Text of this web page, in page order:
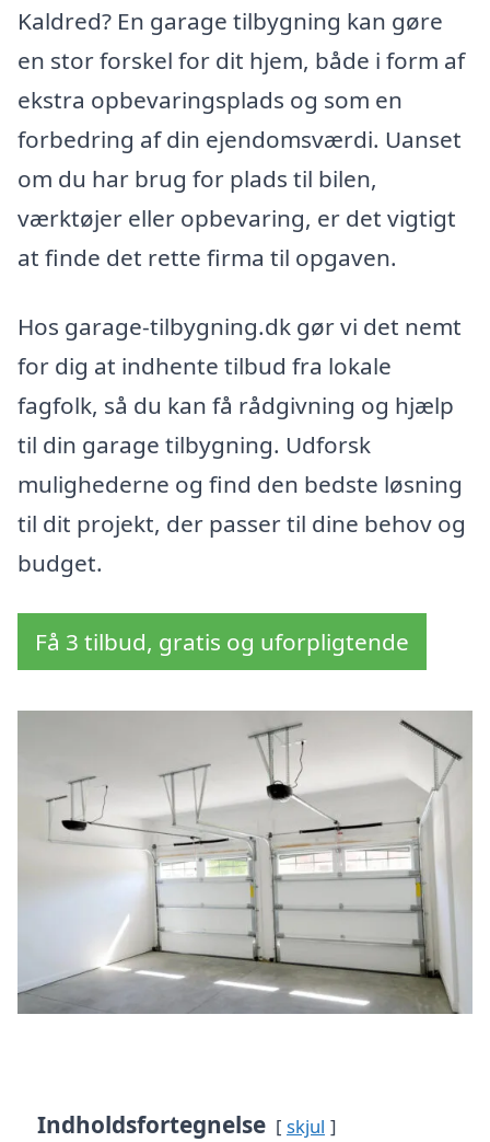
Kaldred? En garage tilbygning kan gøre
en stor forskel for dit hjem, både i form af
ekstra opbevaringsplads og som en
forbedring af din ejendomsværdi. Uanset
om du har brug for plads til bilen,
værktøjer eller opbevaring, er det vigtigt
at finde det rette firma til opgaven.
Hos garage-tilbygning.dk gør vi det nemt
for dig at indhente tilbud fra lokale
fagfolk, så du kan få rådgivning og hjælp
til din garage tilbygning. Udforsk
mulighederne og find den bedste løsning
til dit projekt, der passer til dine behov og
budget.
Få 3 tilbud, gratis og uforpligtende
Indholdsfortegnelse skjul